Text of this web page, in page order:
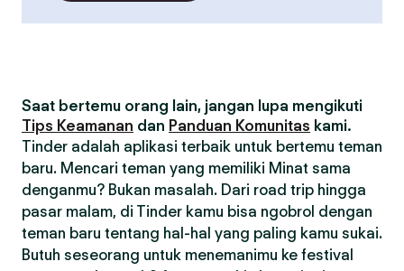
Saat bertemu orang lain, jangan lupa mengikuti
Tips Keamanan dan Panduan Komunitas kami.
Tinder adalah aplikasi terbaik untuk bertemu teman
baru. Mencari teman yang memiliki Minat sama
denganmu? Bukan masalah. Dari road trip hingga
pasar malam, di Tinder kamu bisa ngobrol dengan
teman baru tentang hal-hal yang paling kamu sukai.
Butuh seseorang untuk menemanimu ke festival